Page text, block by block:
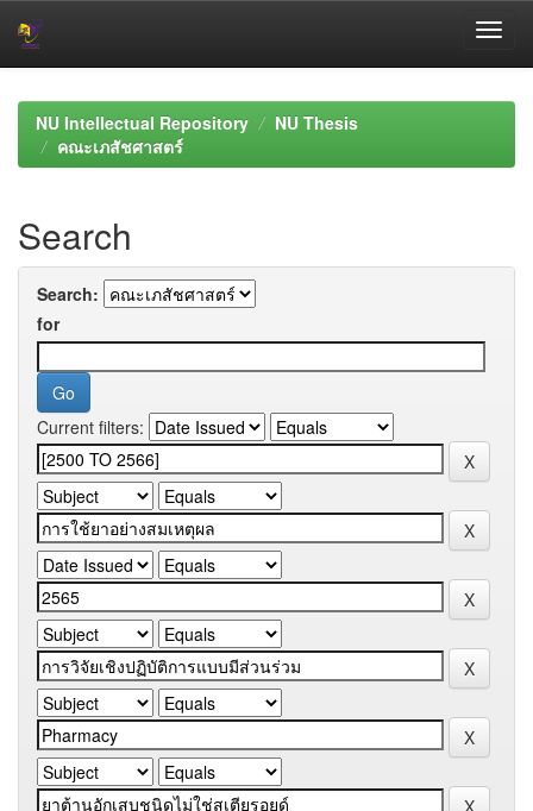
navigationNU Intellectual Repository
NU Thesis
คณะเภสัชศาสตร์
Search
Search:
for
Current filters: